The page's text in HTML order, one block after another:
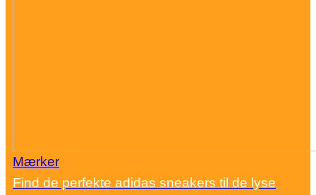
Mærker
Find de perfekte adidas sneakers til de lyse